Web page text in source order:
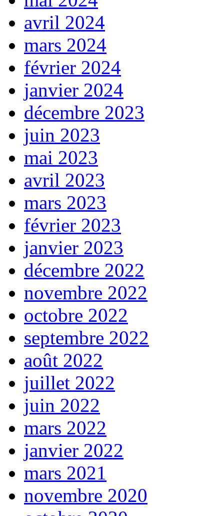
avril 2024
mars 2024
février 2024
janvier 2024
décembre 2023
juin 2023
mai 2023
avril 2023
mars 2023
février 2023
janvier 2023
décembre 2022
novembre 2022
octobre 2022
septembre 2022
août 2022
juillet 2022
juin 2022
mars 2022
janvier 2022
mars 2021
novembre 2020